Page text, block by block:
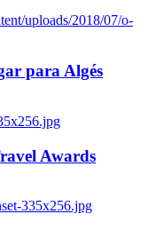
uploads/2018/07/o-
para Algés
Awards
335x256.jpg